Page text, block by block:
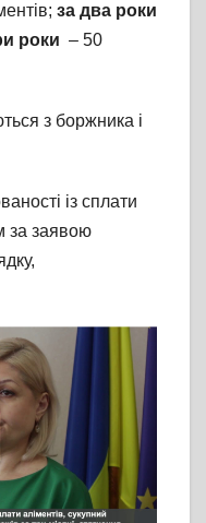
за два роки
роки – 50
з боржника і
із сплати
за заявою